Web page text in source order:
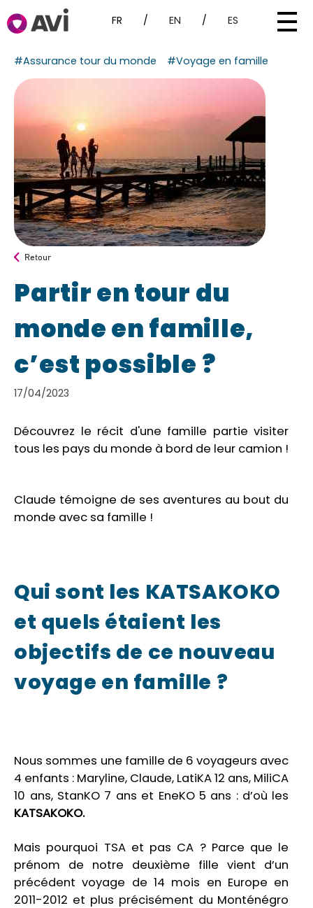
FR / EN / ES
#Assurance tour du monde #Voyage en famille
Retour
Partir en tour du
monde en famille,
c’est possible ?
17/04/2023
Découvrez le récit d'une famille partie visiter
tous les pays du monde à bord de leur camion !
Claude témoigne de ses aventures au bout du
monde avec sa famille !
Qui sont les KATSAKOKO
et quels étaient les
objectifs de ce nouveau
voyage en famille ?
Nous sommes une famille de 6 voyageurs avec
4 enfants : Maryline, Claude, LatiKA 12 ans, MiliCA
10 ans, StanKO 7 ans et EneKO 5 ans : d’où les
KATSAKOKO.
Mais pourquoi TSA et pas CA ? Parce que le
prénom de notre deuxième fille vient d’un
précédent voyage de 14 mois en Europe en
2011-2012 et plus précisément du Monténégro